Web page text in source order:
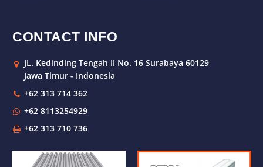
CONTACT INFO
JL. Kedinding Tengah II No. 16 Surabaya 60129
Jawa Timur - Indonesia
+62 313 714 362
+62 8113254929
+62 313 710 736